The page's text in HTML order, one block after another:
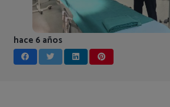
hace 6 años